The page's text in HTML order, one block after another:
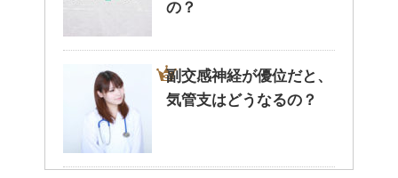
の？
副交感神経が優位だと、
気管支はどうなるの？